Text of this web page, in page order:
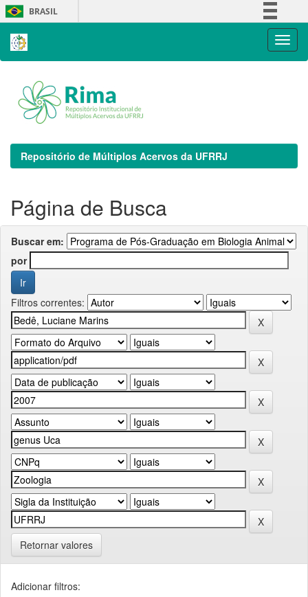
Skip
navigation
BRASIL
Repositório de Múltiplos Acervos da UFRRJ
Página de Busca
Buscar em:
por
Filtros correntes:
Retornar valores
Adicionar filtros: